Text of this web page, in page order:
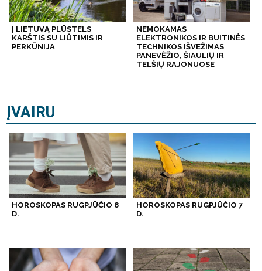
Į LIETUVĄ PLŪSTELS
KARŠTIS SU LIŪTIMIS IR
PERKŪNIJA
NEMOKAMAS
ELEKTRONIKOS IR BUITINĖS
TECHNIKOS IŠVEŽIMAS
PANEVĖŽIO, ŠIAULIŲ IR
TELŠIŲ RAJONUOSE
ĮVAIRU
HOROSKOPAS RUGPJŪČIO 8
D.
HOROSKOPAS RUGPJŪČIO 7
D.